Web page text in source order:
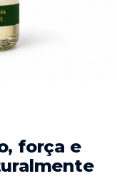
força e